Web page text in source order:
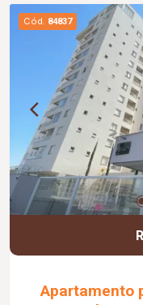
playground,
quadra esportiva.
Cód. 84837
Apartamento